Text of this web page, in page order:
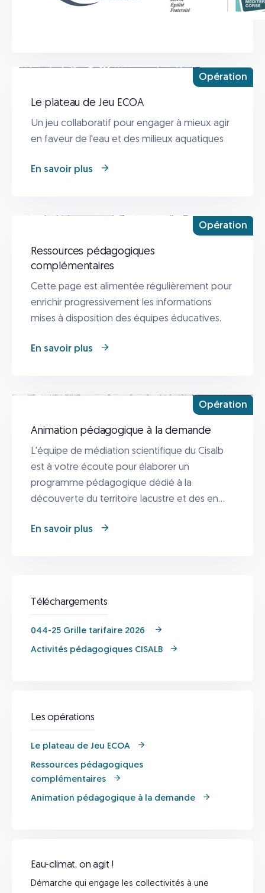
Opération
Le plateau de Jeu ECOA
Un jeu collaboratif pour engager à mieux agir
en faveur de l'eau et des milieux aquatiques
En savoir plus
Opération
Ressources pédagogiques
complémentaires
Cette page est alimentée régulièrement pour
enrichir progressivement les informations
mises à disposition des équipes éducatives.
En savoir plus
Opération
Animation pédagogique à la demande
L'équipe de médiation scientifique du Cisalb
est à votre écoute pour élaborer un
programme pédagogique dédié à la
découverte du territoire lacustre et des en...
En savoir plus
Téléchargements
044-25 Grille tarifaire 2026 ​
Activités pédagogiques CISALB​
Les opérations
Le plateau de Jeu ECOA
Ressources pédagogiques
complémentaires
Animation pédagogique à la demande
Eau-climat, on agit !
Démarche qui engage les collectivités à une